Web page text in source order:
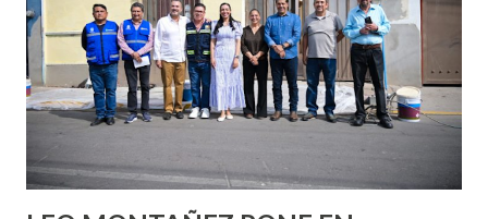
aprender y nuevas experiencias que conocer. Si eres una
chica y aún no has tenido relaciones sexuales, tal vez
pienses que el sexo será increíble y no puedas esperar para
experimentarlo, pero como cualquier persona con
experiencia te dirá, siempre es mejor cuando ambas partes
son suficientemen...